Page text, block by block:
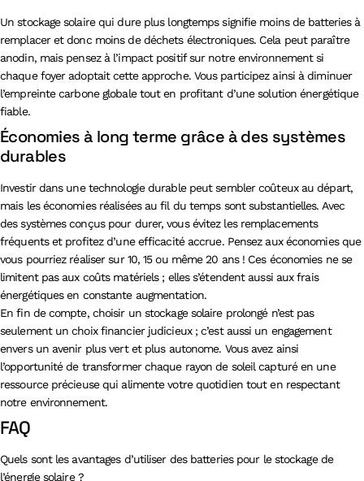
Un stockage solaire qui dure plus longtemps signifie moins de batteries à
remplacer et donc moins de déchets électroniques. Cela peut paraître
anodin, mais pensez à l’impact positif sur notre environnement si
chaque foyer adoptait cette approche. Vous participez ainsi à diminuer
l’empreinte carbone globale tout en profitant d’une solution énergétique
fiable.
Économies à long terme grâce à des systèmes
durables
Investir dans une technologie durable peut sembler coûteux au départ,
mais les économies réalisées au fil du temps sont substantielles. Avec
des systèmes conçus pour durer, vous évitez les remplacements
fréquents et profitez d’une efficacité accrue. Pensez aux économies que
vous pourriez réaliser sur 10, 15 ou même 20 ans ! Ces économies ne se
limitent pas aux coûts matériels ; elles s’étendent aussi aux frais
énergétiques en constante augmentation.
En fin de compte, choisir un stockage solaire prolongé n’est pas
seulement un choix financier judicieux ; c’est aussi un engagement
envers un avenir plus vert et plus autonome. Vous avez ainsi
l’opportunité de transformer chaque rayon de soleil capturé en une
ressource précieuse qui alimente votre quotidien tout en respectant
notre environnement.
FAQ
Quels sont les avantages d’utiliser des batteries pour le stockage de
l’énergie solaire ?